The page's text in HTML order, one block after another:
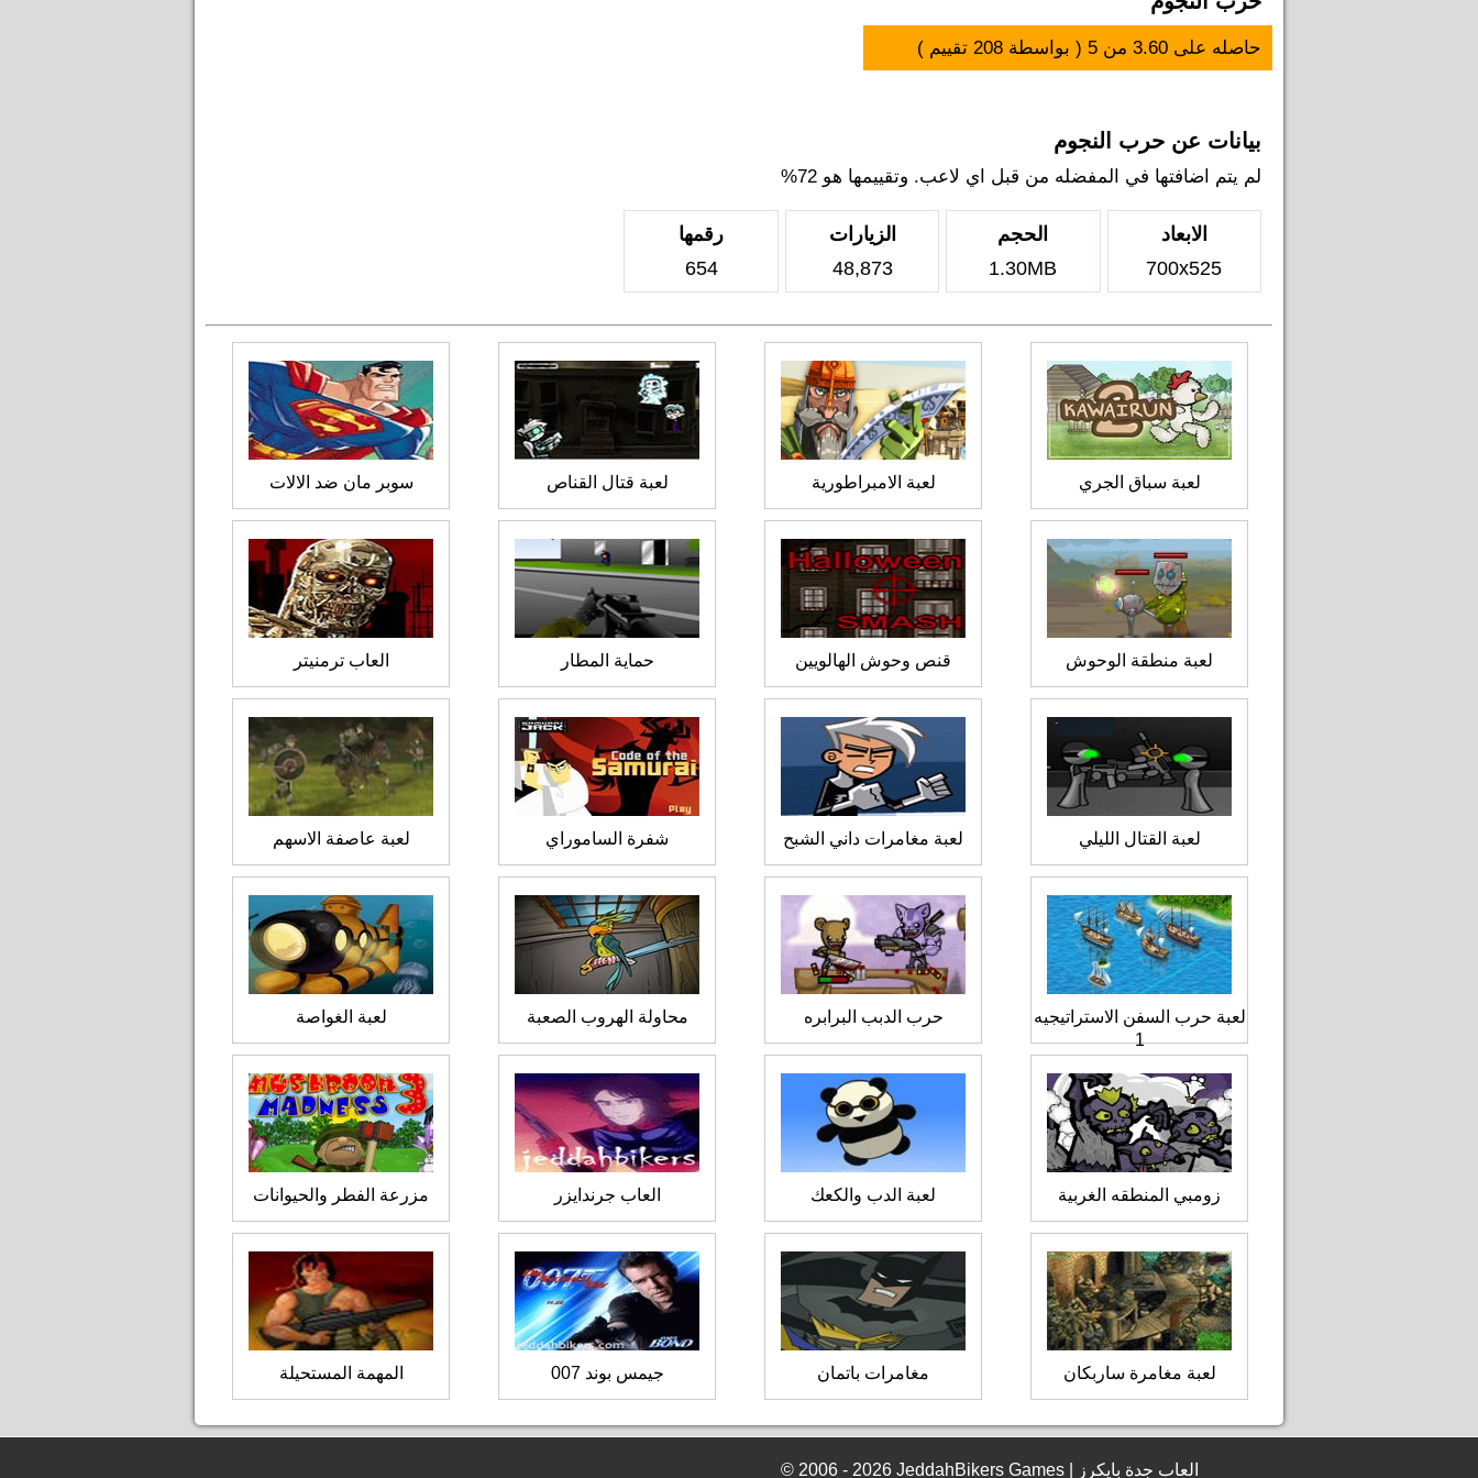
حاصله على 3.60 من 5 ( بواسطة 208 تقييم )
بيانات عن حرب النجوم
لم يتم اضافتها في المفضله من قبل اي لاعب. وتقييمها هو 72%
الابعاد
700x525
الحجم
1.30MB
الزيارات
48,873
رقمها
654
لعبة سباق الجري لعبة الامبراطورية لعبة قتال القناص سوبر مان ضد الالات
لعبة منطقة الوحوش قنص وحوش الهالويين حماية المطار العاب ترمنيتر
لعبة القتال الليلي لعبة مغامرات داني الشبح شفرة الساموراي لعبة عاصفة الاسهم
لعبة حرب السفن الاستراتيجيه
1
حرب الدبب البرابره محاولة الهروب الصعبة لعبة الغواصة
زومبي المنطقه الغربية لعبة الدب والكعك العاب جرندايزر مزرعة الفطر والحيوانات
لعبة مغامرة ساربكان مغامرات باتمان جيمس بوند 007 المهمة المستحيلة
© 2006 - 2026 JeddahBikers Games | العاب جدة بايكرز